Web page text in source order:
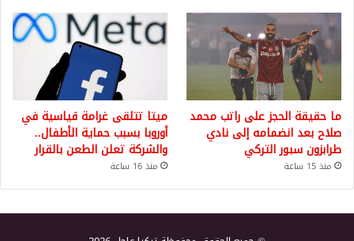
ما حقيقة الحجز على راتب محمد
صلاح بعد انضمامه إلى نادي
طرابزون سبور التركي
منذ 15 ساعة
ميتا تتلقى غرامة قياسية في
أوروبا بسبب حماية الأطفال..
والشركة تعلن الطعن بالقرار
منذ 16 ساعة